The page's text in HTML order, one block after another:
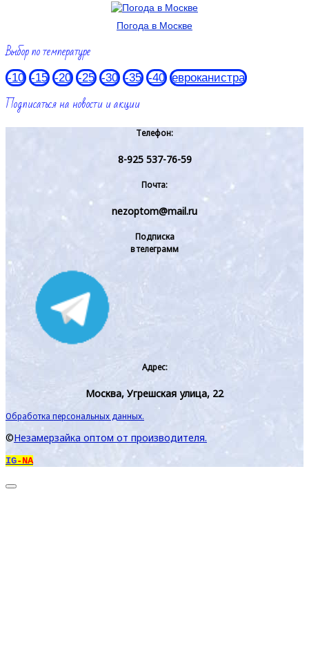
Погода в Москве
Выбор по температуре
-10 -15 -20 -25 -30 -35 -40 евроканистра
Подписаться на новости и акции
Телефон:
8-925 537-76-59
Почта:
nezoptom@mail.ru
Подписка
в телеграмм
Адрес:
Москва, Угрешская улица, 22
Обработка персональных данных.
©Незамерзайка оптом от производителя.
IG-NA